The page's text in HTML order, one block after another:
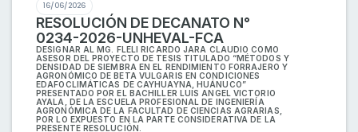
16/06/2026
RESOLUCIÓN DE DECANATO N°
0234-2026-UNHEVAL-FCA
DESIGNAR AL MG. FLELI RICARDO JARA CLAUDIO COMO
ASESOR DEL PROYECTO DE TESIS TITULADO “MÉTODOS Y
DENSIDAD DE SIEMBRA EN EL RENDIMIENTO FORRAJERO Y
AGRONÓMICO DE BETA VULGARIS EN CONDICIONES
EDAFOCLIMÁTICAS DE CAYHUAYNA, HUÁNUCO”
PRESENTADO POR EL BACHILLER LUIS ANGEL VICTORIO
AYALA, DE LA ESCUELA PROFESIONAL DE INGENIERÍA
AGRONÓMICA DE LA FACULTAD DE CIENCIAS AGRARIAS,
POR LO EXPUESTO EN LA PARTE CONSIDERATIVA DE LA
PRESENTE RESOLUCIÓN.